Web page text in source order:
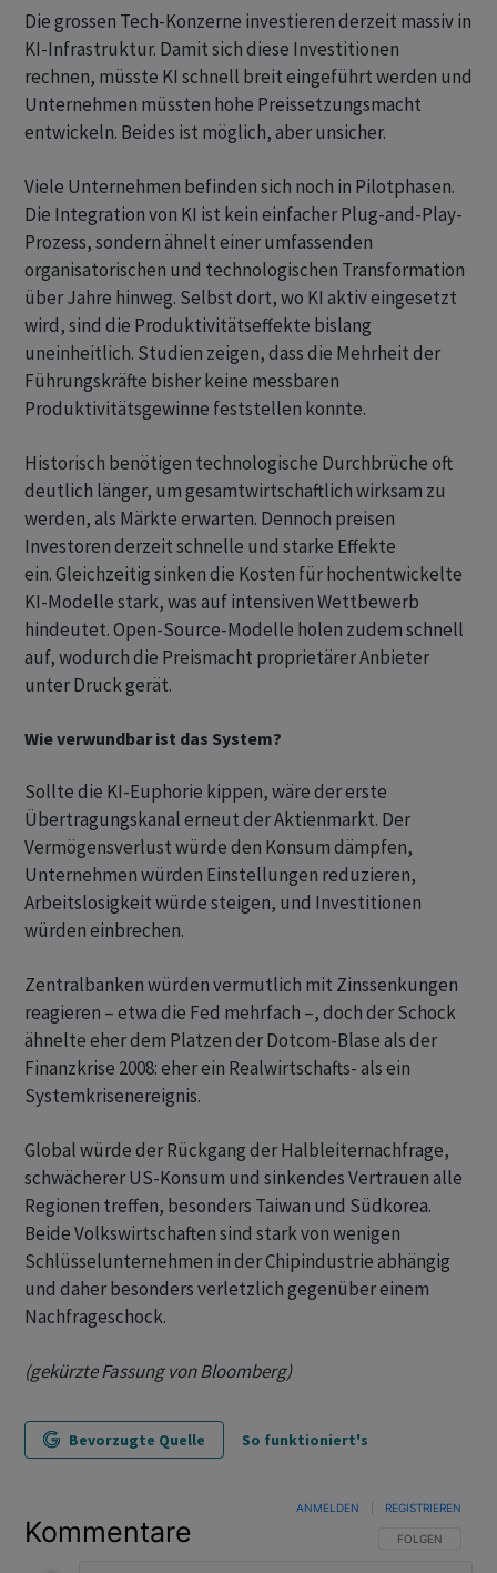
Die grossen Tech-Konzerne investieren derzeit massiv in
KI-Infrastruktur. Damit sich diese Investitionen
rechnen, müsste KI schnell breit eingeführt werden und
Unternehmen müssten hohe Preissetzungsmacht
entwickeln. Beides ist möglich, aber unsicher.
Viele Unternehmen befinden sich noch in Pilotphasen.
Die Integration von KI ist kein einfacher Plug-and-Play-
Prozess, sondern ähnelt einer umfassenden
organisatorischen und technologischen Transformation
über Jahre hinweg. Selbst dort, wo KI aktiv eingesetzt
wird, sind die Produktivitätseffekte bislang
uneinheitlich. Studien zeigen, dass die Mehrheit der
Führungskräfte bisher keine messbaren
Produktivitätsgewinne feststellen konnte.
Historisch benötigen technologische Durchbrüche oft
deutlich länger, um gesamtwirtschaftlich wirksam zu
werden, als Märkte erwarten. Dennoch preisen
Investoren derzeit schnelle und starke Effekte
ein. Gleichzeitig sinken die Kosten für hochentwickelte
KI-Modelle stark, was auf intensiven Wettbewerb
hindeutet. Open-Source-Modelle holen zudem schnell
auf, wodurch die Preismacht proprietärer Anbieter
unter Druck gerät.
Wie verwundbar ist das System?
Sollte die KI-Euphorie kippen, wäre der erste
Übertragungskanal erneut der Aktienmarkt. Der
Vermögensverlust würde den Konsum dämpfen,
Unternehmen würden Einstellungen reduzieren,
Arbeitslosigkeit würde steigen, und Investitionen
würden einbrechen.
Zentralbanken würden vermutlich mit Zinssenkungen
reagieren – etwa die Fed mehrfach –, doch der Schock
ähnelte eher dem Platzen der Dotcom-Blase als der
Finanzkrise 2008: eher ein Realwirtschafts- als ein
Systemkrisenereignis.
Global würde der Rückgang der Halbleiternachfrage,
schwächerer US-Konsum und sinkendes Vertrauen alle
Regionen treffen, besonders Taiwan und Südkorea.
Beide Volkswirtschaften sind stark von wenigen
Schlüsselunternehmen in der Chipindustrie abhängig
und daher besonders verletzlich gegenüber einem
Nachfrageschock.
(gekürzte Fassung von Bloomberg)
Bevorzugte Quelle So funktioniert's
Kommentare FOLGE DIESER
FOLGEN
ANMELDEN REGISTRIEREN